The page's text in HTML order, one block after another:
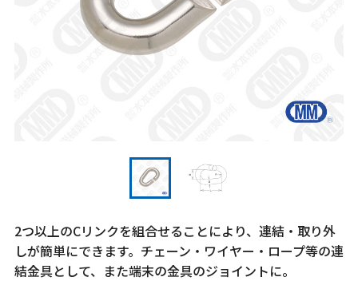
2つ以上のCリンクを組合せることにより、連結・取り外
しが簡単にできます。チェーン・ワイヤー・ロープ等の連
結金具として、また端末の金具のジョイントに。